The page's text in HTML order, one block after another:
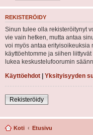
REKISTERÖIDY
Sinun tulee olla rekisteröitynyt
vie vain hetken, mutta antaa
voi myös antaa erityisoikeuksia
käyttöehtomme ja siihen
lukea keskustelufoorumin
Käyttöehdot | Yksityisyyden
Rekisteröidy
Koti Etusivu